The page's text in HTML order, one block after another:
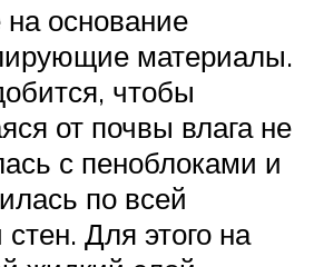
основание
материалы.
чтобы
от почвы влага не
с пеноблоками и
по всей
стен. Для этого на